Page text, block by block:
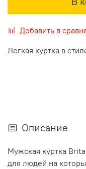
Добавить в
Легкая куртка в
Описание
Мужская куртка
для людей на